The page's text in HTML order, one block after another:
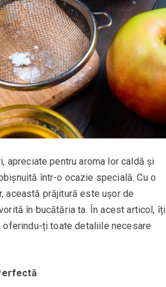
apreciate pentru aroma lor caldă și
într-o ocazie specială. Cu o
această prăjitură este ușor de
în bucătăria ta. În acest articol, îți
ți toate detaliile necesare